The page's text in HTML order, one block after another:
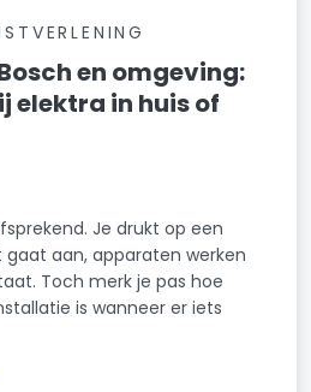
en omgeving:
elektra in huis of
Je drukt op een
aan, apparaten werken
Toch merk je pas hoe
is wanneer er iets